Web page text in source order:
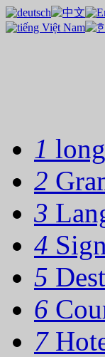
1
2
3
4
5
6
7